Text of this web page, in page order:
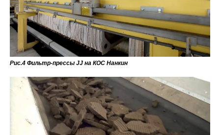
Рис.4 Фильтр-прессы JJ на КОС Нанкин